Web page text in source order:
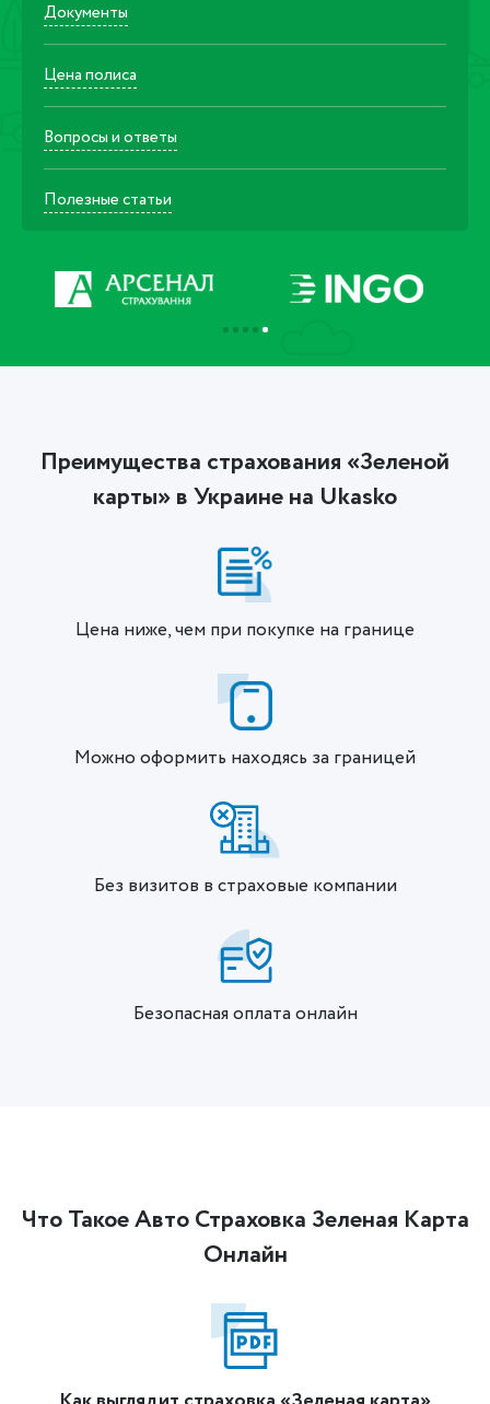
Документы
Цена полиса
Вопросы и ответы
Полезные статьи
Преимущества страхования «Зеленой
карты» в Украине на Ukasko
Цена ниже, чем при покупке на границе
Можно оформить находясь за границей
Без визитов в страховые компании
Безопасная оплата онлайн
Что Такое Авто Страховка Зеленая Карта
Онлайн